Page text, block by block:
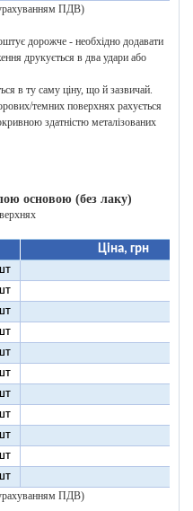
урахуванням ПДВ)
дорожче - необхідно додавати
друкується в два удари або
ту саму ціну, що й зазвичай.
темних поверхнях рахується
здатністю металізованих
основою (без лаку)
Ціна, грн
урахуванням ПДВ)